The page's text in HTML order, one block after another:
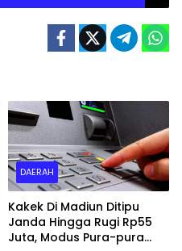
DAERAH
Kakek Di Madiun Ditipu
Janda Hingga Rugi Rp55
Juta, Modus Pura-pura
DAERAH